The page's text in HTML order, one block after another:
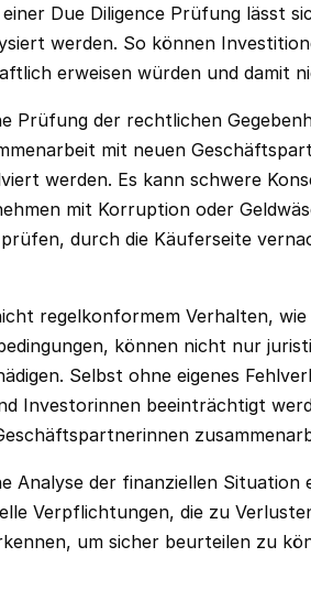
Due Diligence Prüfung lässt
werden. So können
erweisen würden und damit
Prüfung der rechtlichen
mit neuen
werden. Es kann schwere
mit Korruption oder
durch die Käuferseite
regelkonformem Verhalten,
können nicht nur
Selbst ohne eigenes
Investorinnen beeinträchtigt
Analyse der finanziellen Situation
Verpflichtungen, die zu
um sicher beurteilen zu